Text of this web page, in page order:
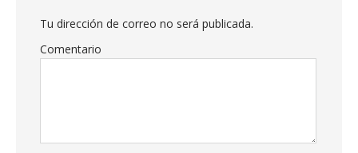
Tu dirección de correo no será publicada.
Comentario